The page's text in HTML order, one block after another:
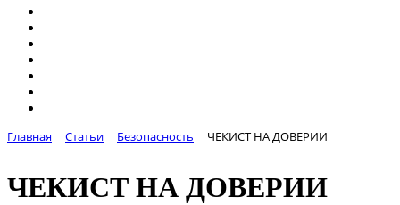
Главная Статьи Безопасность ЧЕКИСТ НА ДОВЕРИИ
ЧЕКИСТ НА ДОВЕРИИ